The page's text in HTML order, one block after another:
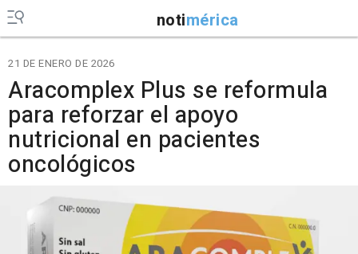
notimérica
21 DE ENERO DE 2026
Aracomplex Plus se reformula
para reforzar el apoyo
nutricional en pacientes
oncológicos